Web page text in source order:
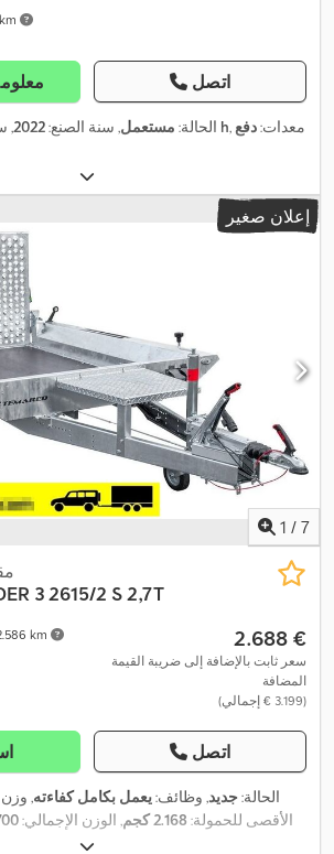
اتصل
الحالة: مستعمل, سنة الصنع:2022
, 1.400 h , معدات:دفع
إعلان صغير
1 / 7
km
3 2615/2 S 2,7T
‏2.688 €
سعر ثابت بالإضافة إلى ضريبة القيمة
المضافة
(‏3.199 € إجمالي)
اتصل
الحالة:جديد, وظائف:يعمل بكامل كفاءته, وزن
الأقصى للحمولة: 2.168 كجم , الوزن الإجمالي:
, عرض مساحة التحميل: